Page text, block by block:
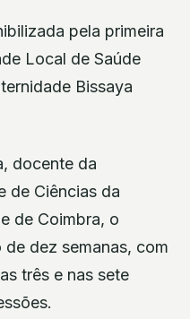
pela primeira
Local de Saúde
Bissaya
docente da
de Ciências da
de Coimbra, o
dez semanas, com
três e nas sete